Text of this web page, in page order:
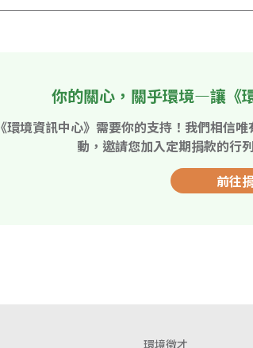
你的關心，關乎環境—讓《
《環境資訊中心》需要你的支持！我們相信
動，邀請您加入定期捐款的行
前往
環境徵才